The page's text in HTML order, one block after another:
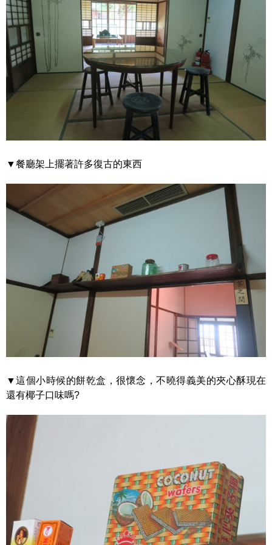
▼餐廳架上擺著許多復古的東西
▼這個小時候的餅乾盒，很懷念，不曉得義美的夾心酥現在
還有椰子口味嗎?